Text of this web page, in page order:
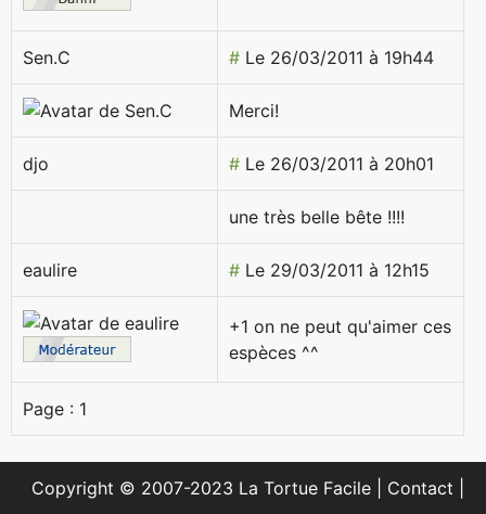
Sen.C # Le 26/03/2011 à 19h44
Merci!
djo # Le 26/03/2011 à 20h01
une très belle bête !!!!
eaulire # Le 29/03/2011 à 12h15
+1 on ne peut qu'aimer ces
espèces ^^
Page : 1
Copyright © 2007-2023 La Tortue Facile | Contact